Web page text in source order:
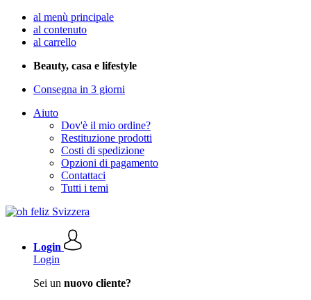
al menù principale
al contenuto
al carrello
Beauty, casa e lifestyle
Consegna in 3 giorni
Aiuto
Dov'è il mio ordine?
Restituzione prodotti
Costi di spedizione
Opzioni di pagamento
Contattaci
Tutti i temi
Login
Login
Sei un nuovo cliente?